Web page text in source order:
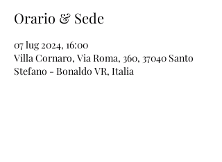
Orario & Sede
07 lug 2024, 16:00
Villa Cornaro, Via Roma, 360, 37040 Santo
Stefano - Bonaldo VR, Italia